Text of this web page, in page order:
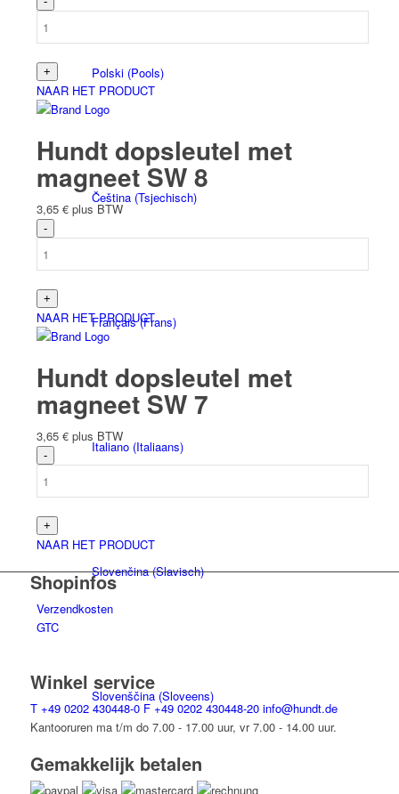
Polski(Pools)
Čeština(Tsjechisch)
Français(Frans)
Italiano(Italiaans)
Slovenčina(Slavisch)
Slovenščina(Sloveens)
NAAR HET PRODUCT
Hundt dopsleutel met
magneet SW 8
3,65 € plus BTW
NAAR HET PRODUCT
Hundt dopsleutel met
magneet SW 7
3,65 € plus BTW
NAAR HET PRODUCT
Shopinfos
Verzendkosten
GTC
Winkel service
T +49 0202 430448-0 F +49 0202 430448-20 info@hundt.de
Kantooruren ma t/m do 7.00 - 17.00 uur, vr 7.00 - 14.00 uur.
Gemakkelijk betalen